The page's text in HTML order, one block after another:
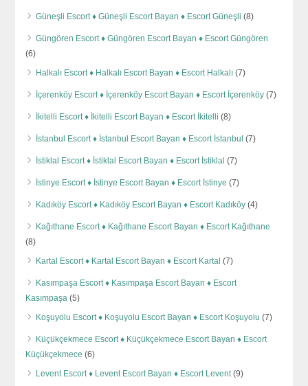
Güneşli Escort ♦️ Güneşli Escort Bayan ♦️ Escort Güneşli (8)
Güngören Escort ♦️ Güngören Escort Bayan ♦️ Escort Güngören
(6)
Halkalı Escort ♦️ Halkalı Escort Bayan ♦️ Escort Halkalı (7)
İçerenköy Escort ♦️ İçerenköy Escort Bayan ♦️ Escort İçerenköy (7)
İkitelli Escort ♦️ İkitelli Escort Bayan ♦️ Escort İkitelli (8)
İstanbul Escort ♦️ İstanbul Escort Bayan ♦️ Escort İstanbul (7)
İstiklal Escort ♦️ İstiklal Escort Bayan ♦️ Escort İstiklal (7)
İstinye Escort ♦️ İstinye Escort Bayan ♦️ Escort İstinye (7)
Kadıköy Escort ♦️ Kadıköy Escort Bayan ♦️ Escort Kadıköy (4)
Kağıthane Escort ♦️ Kağıthane Escort Bayan ♦️ Escort Kağıthane
(8)
Kartal Escort ♦️ Kartal Escort Bayan ♦️ Escort Kartal (7)
Kasımpaşa Escort ♦️ Kasımpaşa Escort Bayan ♦️ Escort
Kasımpaşa (5)
Koşuyolu Escort ♦️ Koşuyolu Escort Bayan ♦️ Escort Koşuyolu (7)
Küçükçekmece Escort ♦️ Küçükçekmece Escort Bayan ♦️ Escort
Küçükçekmece (6)
Levent Escort ♦️ Levent Escort Bayan ♦️ Escort Levent(9)